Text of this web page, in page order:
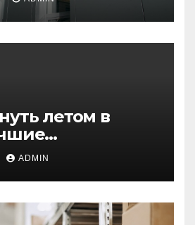
и дизайна
летом в
для
ADMIN